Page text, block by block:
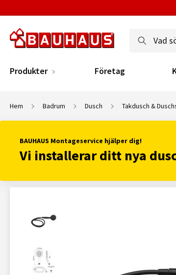
Produkter Företag
Hem Badrum Dusch Takdusch &
BAUHAUS Montageservice hjälper dig!
Vi installerar ditt nya